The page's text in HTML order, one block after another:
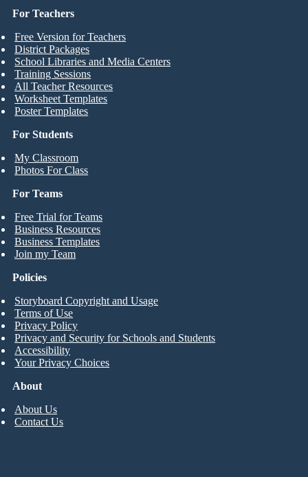
For Students
My Classroom
Photos For Class
For Teachers
Free Version for Teachers
District Packages
School Libraries and Media Centers
Training Sessions
All Teacher Resources
Worksheet Templates
Poster Templates
For Teams
Free Trial for Teams
Business Resources
Business Templates
Join my Team
About
About Us
Contact Us
Policies
Storyboard Copyright and Usage
Terms of Use
Privacy Policy
Privacy and Security for Schools and Students
Accessibility
Your Privacy Choices